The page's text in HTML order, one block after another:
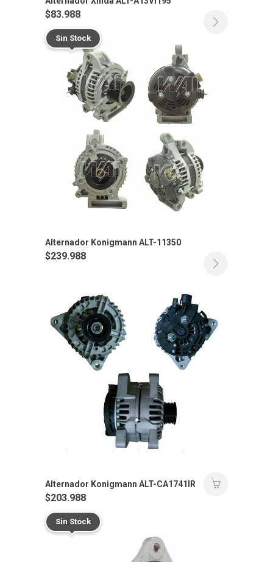
$83.988
Sin Stock
Alternador Konigmann ALT-11350
$239.988
Alternador Konigmann ALT-CA1741IR
$203.988
Sin Stock